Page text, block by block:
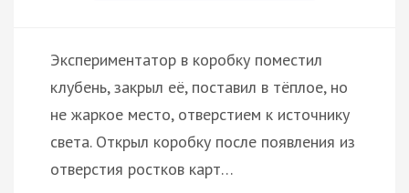
Экспериментатор в коробку поместил
клубень, закрыл её, поставил в тёплое, но
не жаркое место, отверстием к источнику
света. Открыл коробку после появления из
отверстия ростков карт…